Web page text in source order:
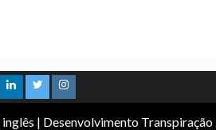
| Desenvolvimento Transpiração